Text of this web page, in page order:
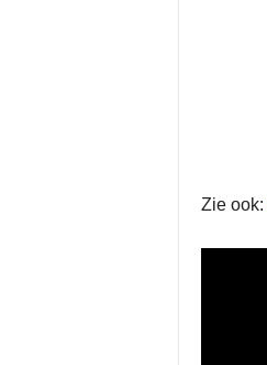
Zie ook: